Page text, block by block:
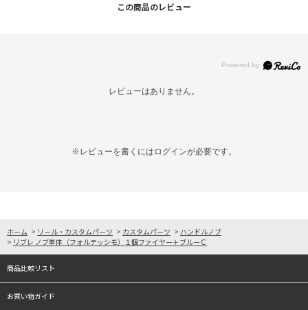
この商品のレビュー
レビューはありません。
※レビューを書くには ログインが必要です。
ホーム > リール・カスタムパーツ > カスタムパーツ > ハンドルノブ
> リブレ ノブ単体（フォルテッシモ）１個ファイヤー＋ブルーＣ
商品比較リスト
お買い物ガイド